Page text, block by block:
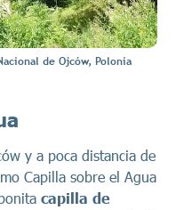
de Ojców, Polonia
y a poca distancia de
Capilla sobre el Agua
capilla de